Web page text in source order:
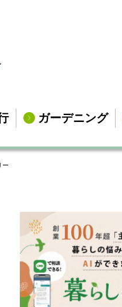
ガーデニング
ー